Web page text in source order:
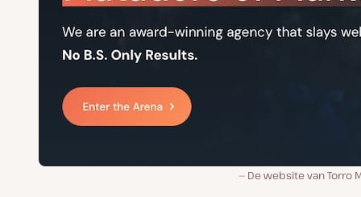
De website van Torro